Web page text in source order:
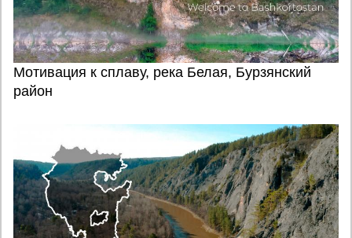
Мотивация к сплаву, река Белая, Бурзянский
район